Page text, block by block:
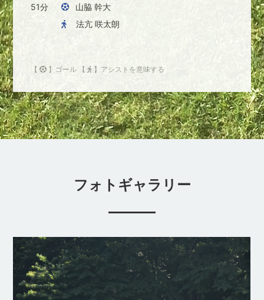
51分
山脇 幹大
法亢 咲太朗
【 】ゴール 【 】アシストを意味する
フォトギャラリー